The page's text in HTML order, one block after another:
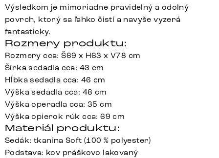
Výsledkom je mimoriadne pravidelný a odolný
povrch, ktorý sa ľahko čistí a navyše vyzerá
fantasticky.
Rozmery produktu:
Rozmery cca: Š69 x H63 x V78 cm
Šírka sedadla cca: 43 cm
Hĺbka sedadla cca: 46 cm
Výška sedadla cca: 48 cm
Výška operadla cca: 35 cm
Výška opierok rúk cca: 69 cm
Materiál produktu:
Sedák: tkanina Soft (100 % polyester)
Podstava: kov práškovo lakovaný